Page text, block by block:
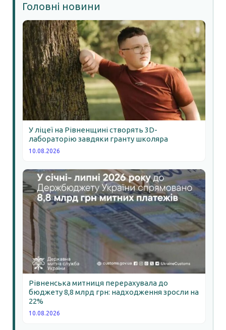
Головні новини
У ліцеї на Рівненщині створять 3D-
лабораторію завдяки гранту школяра
10.08.2026
Рівненська митниця перерахувала до
бюджету 8,8 млрд грн: надходження зросли на
22%
10.08.2026